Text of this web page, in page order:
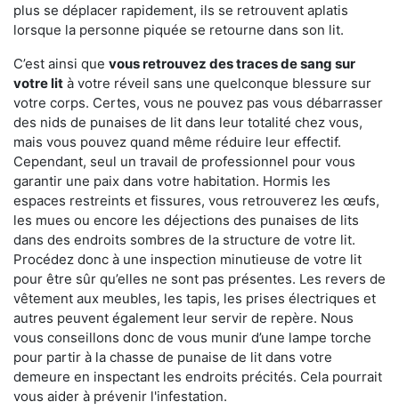
plus se déplacer rapidement, ils se retrouvent aplatis
lorsque la personne piquée se retourne dans son lit.
C’est ainsi que vous retrouvez des traces de sang sur
votre lit à votre réveil sans une quelconque blessure sur
votre corps. Certes, vous ne pouvez pas vous débarrasser
des nids de punaises de lit dans leur totalité chez vous,
mais vous pouvez quand même réduire leur effectif.
Cependant, seul un travail de professionnel pour vous
garantir une paix dans votre habitation. Hormis les
espaces restreints et fissures, vous retrouverez les œufs,
les mues ou encore les déjections des punaises de lits
dans des endroits sombres de la structure de votre lit.
Procédez donc à une inspection minutieuse de votre lit
pour être sûr qu’elles ne sont pas présentes. Les revers de
vêtement aux meubles, les tapis, les prises électriques et
autres peuvent également leur servir de repère. Nous
vous conseillons donc de vous munir d’une lampe torche
pour partir à la chasse de punaise de lit dans votre
demeure en inspectant les endroits précités. Cela pourrait
vous aider à prévenir l'infestation.